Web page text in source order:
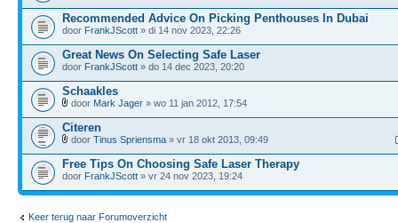
Recommended Advice On Picking Penthouses In Dubai
door FrankJScott » di 14 nov 2023, 22:26
Great News On Selecting Safe Laser
door FrankJScott » do 14 dec 2023, 20:20
Schaakles
door Mark Jager » wo 11 jan 2012, 17:54
Citeren
door Tinus Spriensma » vr 18 okt 2013, 09:49
Free Tips On Choosing Safe Laser Therapy
door FrankJScott » vr 24 nov 2023, 19:24
Keer terug naar Forumoverzicht